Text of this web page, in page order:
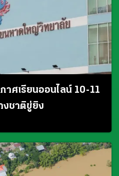
ศเรียนออนไลน์ 10-11
ชาติขู่ยิง